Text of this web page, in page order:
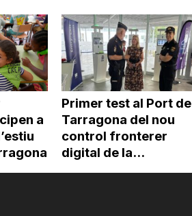
a
Primer test al Port de
Tarragona del nou
control fronterer
digital de la...